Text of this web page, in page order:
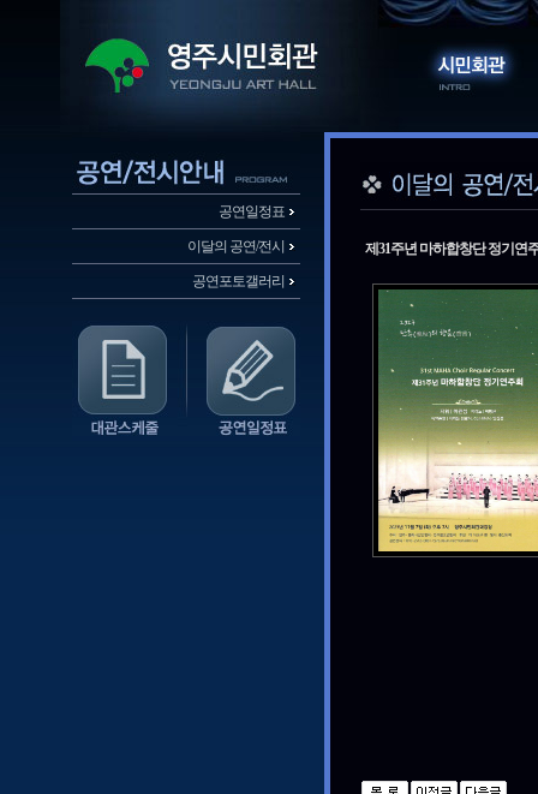
공연일정표
이달의 공연/전시
공연포토갤러리
제31주년 마하합창단 정기연